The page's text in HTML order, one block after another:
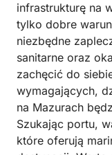
infrastrukturę na
tylko dobre
niezbędne
sanitarne oraz
zachęcić do
wymagających,
na Mazurach
Szukając portu,
które oferują